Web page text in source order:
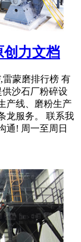
创力文档
雷蒙磨排行榜 有
沙石厂粉碎设
产线、磨粉生产
龙服务。 联系我
通! 周一至周日